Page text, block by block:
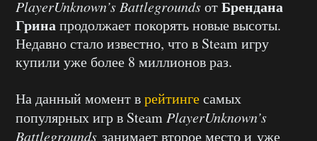
PlayerUnknown’s BattlegroundsотБрендана
Гринапродолжает покорять новые высоты.
Недавно стало известно, что в Steam игру
купили уже более 8 миллионов раз.
На данный момент врейтингесамых
популярных игр в Steam PlayerUnknown’s
Battlegrounds занимает второе место и уже